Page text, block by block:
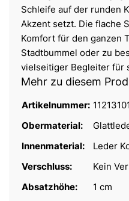
Schleife auf der runden
Akzent setzt. Die flache
Komfort für den ganzen
Stadtbummel oder zu
vielseitiger Begleiter für
Mehr zu diesem
Artikelnummer:
Obermaterial:
Innenmaterial:
Leder
Verschluss:
Kein
Absatzhöhe:
1 cm